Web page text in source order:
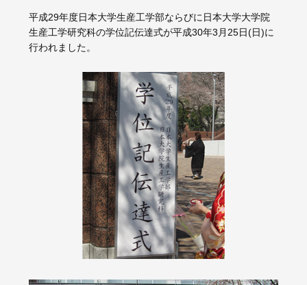
平成29年度日本大学生産工学部ならびに日本大学大学院
生産工学研究科の学位記伝達式が平成30年3月25日(日)に
行われました。